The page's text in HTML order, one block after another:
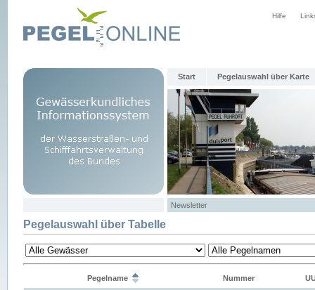
Hilfe
Start Pegelauswahl über Karte
Newsletter
Pegelauswahl über Tabelle
Pegelname Nummer